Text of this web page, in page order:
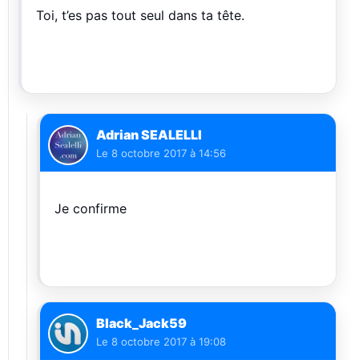
Toi, t’es pas tout seul dans ta tête.
Adrian SEALELLI
Le 8 octobre 2017 à 14:56
Je confirme
Black_Jack59
Le 8 octobre 2017 à 19:08